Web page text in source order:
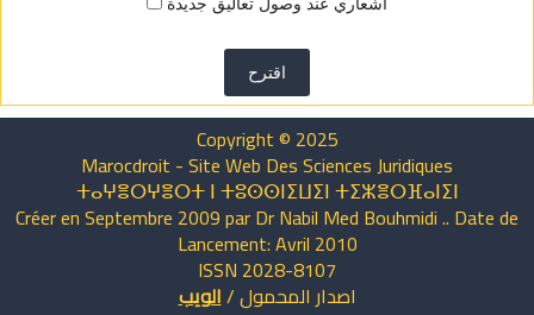
اشعاري عند وصول تعاليق جديدة
اقترح
Copyright © 2025
Marocdroit - Site Web Des Sciences Juridiques
ⵜⴰⵖⴻⵔⵖⴻⵔⵜ ⵏ ⵜⵓⵙⵙⵏⵉⵡⵉⵏ ⵜⵉⵣⴻⵔⴼⴰⵏⵉⵏ
Créer en Septembre 2009 par Dr Nabil Med Bouhmidi .. Date de
Lancement: Avril 2010
ISSN 2028-8107
اصدار المحمول/الويب